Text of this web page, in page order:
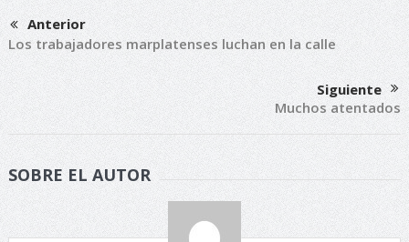
Anterior
Los trabajadores marplatenses luchan en la calle
Siguiente
Muchos atentados
SOBRE EL AUTOR